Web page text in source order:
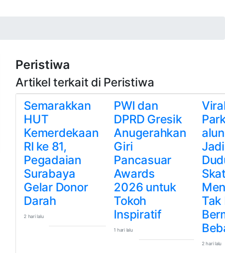
Peristiwa
Artikel terkait di Peristiwa
Semarakkan
HUT
Kemerdekaan
RI ke 81,
Pegadaian
Surabaya
Gelar Donor
Darah
2 hari lalu
PWI dan
DPRD Gresik
Anugerahkan
Giri
Pancasuar
Awards
2026 untuk
Tokoh
Inspiratif
1 hari lalu
Tak
2 hari lalu